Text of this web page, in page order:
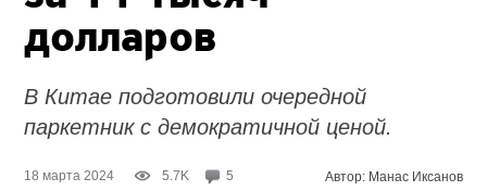
долларов
В Китае подготовили очередной
паркетник с демократичной ценой.
18 марта 2024 5.7K 5 Автор: Манас Иксанов